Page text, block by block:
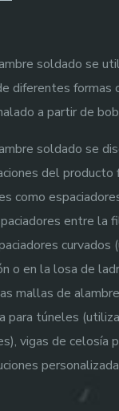
soldado se
diferentes formas
a partir de
soldado se
del producto
como
entre la
curvados
o en la losa de
mallas de
para túneles
vigas de celosía